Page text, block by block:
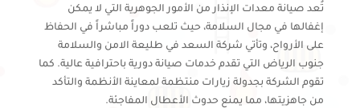
تُعد صيانة معدات الإنذار من الأمور الجوهرية التي لا يمكن
إغفالها في مجال السلامة، حيث تلعب دوراً مباشراً في الحفاظ
على الأرواح، وتأتي شركة السعد في طليعة الامن والسلامة
جنوب الرياض التي تقدم خدمات صيانة دورية باحترافية عالية. كما
تقوم الشركة بجدولة زيارات منتظمة لمعاينة الأنظمة والتأكد
من جاهزيتها، مما يمنع حدوث الأعطال المفاجئة.